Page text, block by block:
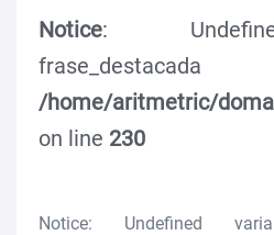
Notice:
/home/aritmetric/
on line 230
Notice: Undefined